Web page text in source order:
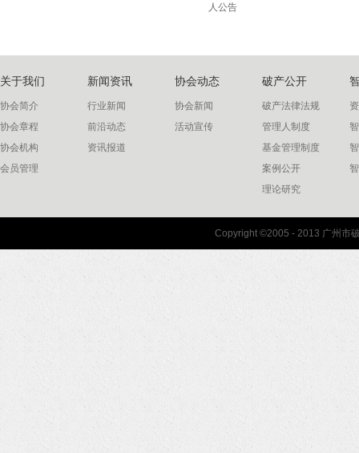
人公告
关于我们
协会简介
协会章程
协会机构
会员管理
新闻资讯
行业新闻
前沿动态
资讯报道
协会动态
协会新闻
活动宣传
破产公开
破产法律法规
管理人制度
基金管理制度
案例公开
理论研究
联系我们
Copyright ©2005 - 2013 广州市